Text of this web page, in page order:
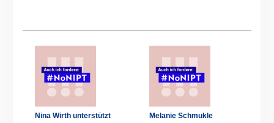
Nina Wirth unterstützt
Melanie Schmukle